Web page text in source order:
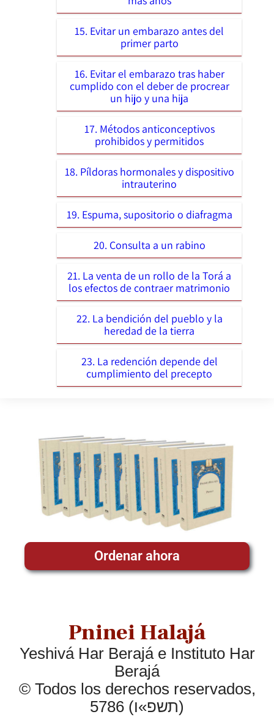
15. Evitar un embarazo antes del
primer parto
16. Evitar el embarazo tras haber
cumplido con el deber de procrear
un hijo y una hija
17. Métodos anticonceptivos
prohibidos y permitidos
18. Píldoras hormonales y dispositivo
intrauterino
19. Espuma, supositorio o diafragma
20. Consulta a un rabino
21. La venta de un rollo de la Torá a
los efectos de contraer matrimonio
22. La bendición del pueblo y la
heredad de la tierra
23. La redención depende del
cumplimiento del precepto
Ordenar ahora
Pninei Halajá
Yeshivá Har Berajá e Instituto Har
Berajá
© Todos los derechos reservados,
5786 (תשפ»ו)